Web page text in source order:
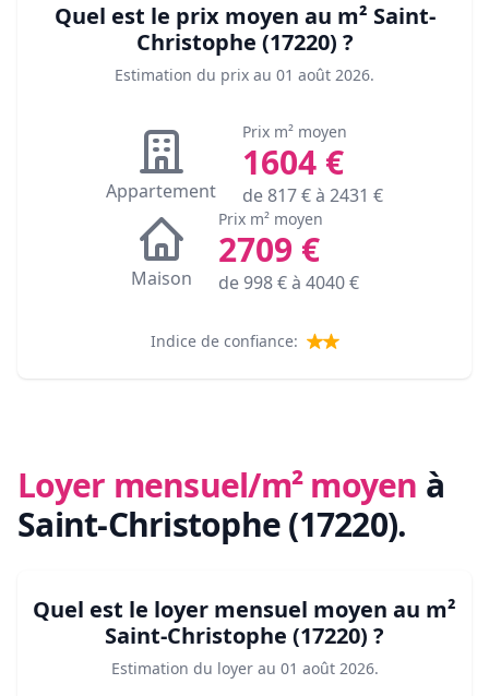
Quel est le prix moyen au m² Saint-
Christophe (17220) ?
Estimation du prix au 01 août 2026.
Appartement
Prix m² moyen
1604 €
de817€ à 2431 €
Maison
Prix m² moyen
2709 €
de998€ à 4040€
Indice de confiance:
Loyer mensuel/m² moyen à
Saint-Christophe (17220).
Quel est le loyer mensuel moyen au m²
Saint-Christophe (17220) ?
Estimation du loyer au 01 août 2026.